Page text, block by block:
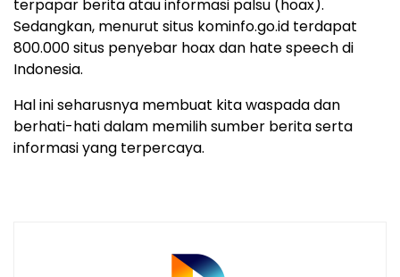
terpapar berita atau informasi palsu (hoax).
Sedangkan, menurut situs kominfo.go.id terdapat
800.000 situs penyebar hoax dan hate speech di
Indonesia.
Hal ini seharusnya membuat kita waspada dan
berhati-hati dalam memilih sumber berita serta
informasi yang terpercaya.